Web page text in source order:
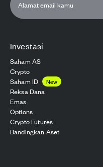
Investasi
Saham AS
Crypto
Saham ID
New
Reksa Dana
Emas
Options
Crypto Futures
Bandingkan Aset